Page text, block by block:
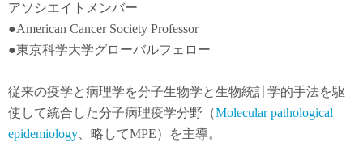
アソシエイトメンバー
●American Cancer Society Professor
●東京科学大学グローバルフェロー
従来の疫学と病理学を分子生物学と生物統計学的手法を駆
使して統合した分子病理疫学分野（Molecular pathological
epidemiology 、略してMPE）を主導。